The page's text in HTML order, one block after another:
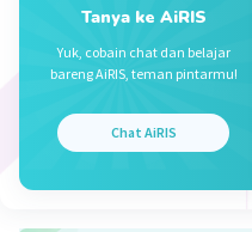
Tanya ke AiRIS
Yuk, cobain chat dan belajar
bareng AiRIS, teman pintarmu!
Chat AiRIS